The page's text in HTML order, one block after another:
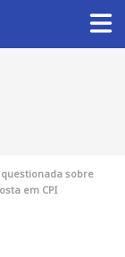
sobre
em CPI